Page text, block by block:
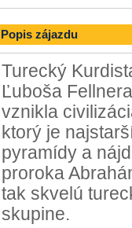
Popis zájazdu
Turecký
Ľuboša
vznikla
ktorý je
pyramídy a
proroka
tak skvelú
skupine.